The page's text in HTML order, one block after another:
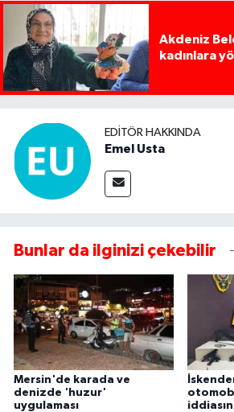
Akdeniz
kadınlara
EDITÖR HAKKINDA
Emel Usta
Bunlar da ilginizi çekebilir
Mersin'de karada ve
denizde 'huzur'
uygulaması